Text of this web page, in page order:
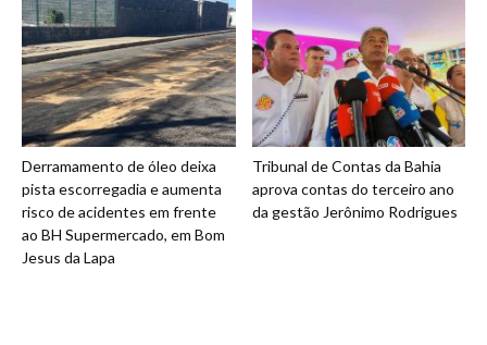
Derramamento de óleo deixa
pista escorregadia e aumenta
risco de acidentes em frente
ao BH Supermercado, em Bom
Jesus da Lapa
Tribunal de Contas da Bahia
aprova contas do terceiro ano
da gestão Jerônimo Rodrigues